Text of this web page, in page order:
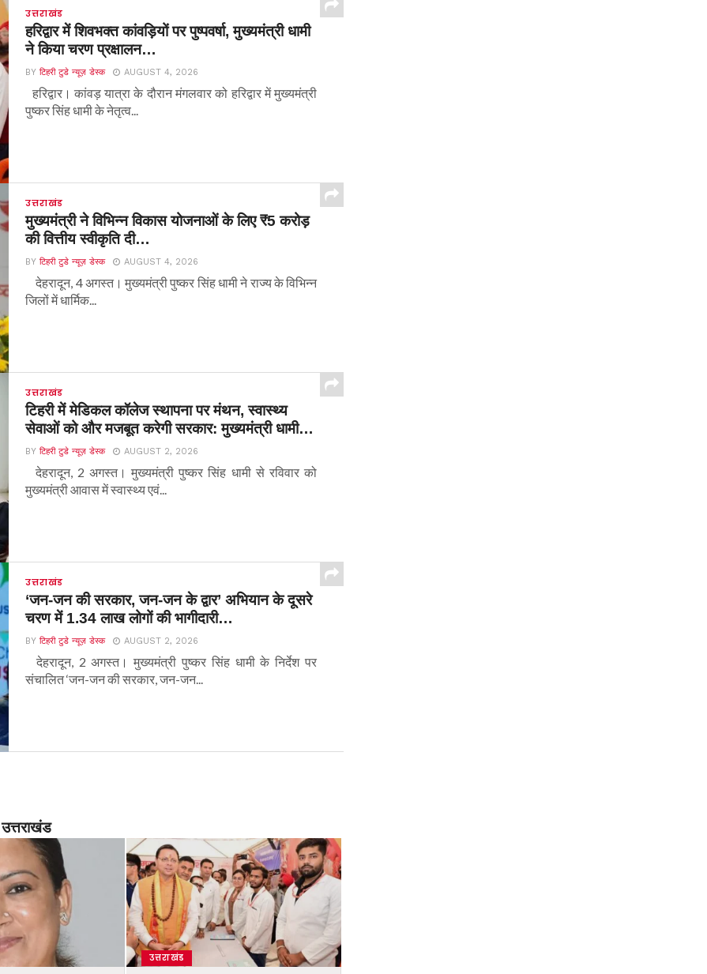
उत्तराखंड
हरिद्वार में शिवभक्त कांवड़ियों पर पुष्पवर्षा, मुख्यमंत्री धामी
ने किया चरण प्रक्षालन…
BYटिहरी टुडे न्यूज़ डेस्क AUGUST 4, 2026
हरिद्वार। कांवड़ यात्रा के दौरान मंगलवार को हरिद्वार में मुख्यमंत्री
पुष्कर सिंह धामी के नेतृत्व...
उत्तराखंड
मुख्यमंत्री ने विभिन्न विकास योजनाओं के लिए ₹5 करोड़
की वित्तीय स्वीकृति दी…
BYटिहरी टुडे न्यूज़ डेस्क AUGUST 4, 2026
देहरादून, 4 अगस्त। मुख्यमंत्री पुष्कर सिंह धामी ने राज्य के विभिन्न
जिलों में धार्मिक...
उत्तराखंड
टिहरी में मेडिकल कॉलेज स्थापना पर मंथन, स्वास्थ्य
सेवाओं को और मजबूत करेगी सरकार: मुख्यमंत्री धामी…
BYटिहरी टुडे न्यूज़ डेस्क AUGUST 2, 2026
देहरादून, 2 अगस्त। मुख्यमंत्री पुष्कर सिंह धामी से रविवार को
मुख्यमंत्री आवास में स्वास्थ्य एवं...
उत्तराखंड
‘जन-जन की सरकार, जन-जन के द्वार’ अभियान के दूसरे
चरण में 1.34 लाख लोगों की भागीदारी…
BYटिहरी टुडे न्यूज़ डेस्क AUGUST 2, 2026
देहरादून, 2 अगस्त। मुख्यमंत्री पुष्कर सिंह धामी के निर्देश पर
संचालित ‘जन-जन की सरकार, जन-जन...
उत्तराखंड
उत्तराखंड